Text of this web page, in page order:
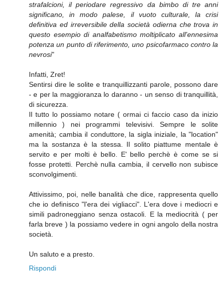
strafalcioni, il periodare regressivo da bimbo di tre anni
significano, in modo palese, il vuoto culturale, la crisi
definitiva ed irreversibile della società odierna che trova in
questo esempio di analfabetismo moltiplicato all'ennesima
potenza un punto di riferimento, uno psicofarmaco contro la
nevrosi"
Infatti, Zret!
Sentirsi dire le solite e tranquillizzanti parole, possono dare
- e per la maggioranza lo daranno - un senso di tranquillità,
di sicurezza.
Il tutto lo possiamo notare ( ormai ci faccio caso da inizio
millennio ) nei programmi televisivi. Sempre le solite
amenità; cambia il conduttore, la sigla iniziale, la "location"
ma la sostanza è la stessa. Il solito piattume mentale è
servito e per molti è bello. E' bello perchè è come se si
fosse protetti. Perchè nulla cambia, il cervello non subisce
sconvolgimenti.
Attivissimo, poi, nelle banalità che dice, rappresenta quello
che io definisco "l'era dei vigliacci". L'era dove i mediocri e
simili padroneggiano senza ostacoli. E la mediocrità ( per
farla breve ) la possiamo vedere in ogni angolo della nostra
società.
Un saluto e a presto.
Rispondi